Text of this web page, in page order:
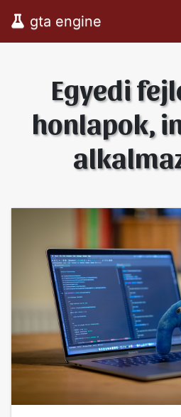
gta engine
Egyedi
honlapok,